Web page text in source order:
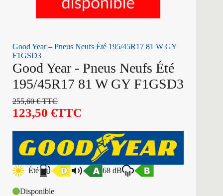
Good Year – Pneus Neufs Été 195/45R17 81 W GY
F1GSD3
Good Year - Pneus Neufs Été
195/45R17 81 W GY F1GSD3
255,60€TTC
123,50 €TTC
Été 68 dB
Disponible